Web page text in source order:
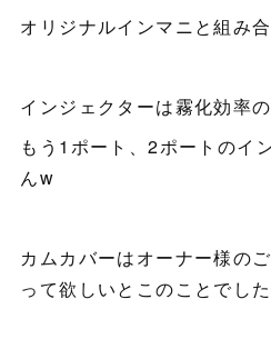
オリジナルインマニと組み
インジェクターは霧化効率
もう1ポート、2ポートのイ
んw
カムカバーはオーナー様の
って欲しいとこのことでし